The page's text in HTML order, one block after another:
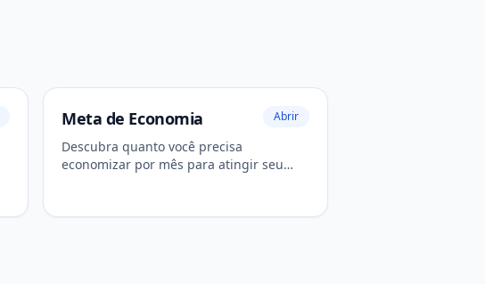
Meta de Economia Abrir
Descubra quanto você precisa
economizar por mês para atingir seu